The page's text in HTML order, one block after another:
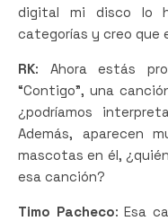
digital mi disco lo
categorías y creo que
RK: Ahora estás
“Contigo”, una
¿podríamos
Además, aparecen
mascotas en él,
esa canción?
Timo Pacheco: Esa